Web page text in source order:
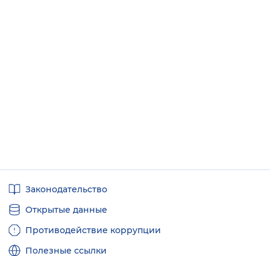
ссылкиЗаконодательство
Открытые данные
Противодействие коррупции
Полезные ссылки